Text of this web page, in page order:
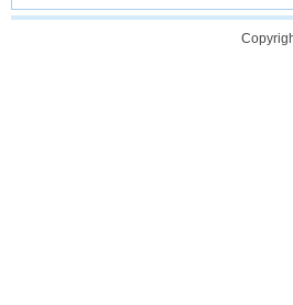
安格] √